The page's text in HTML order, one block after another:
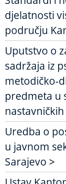
djelatnosti
području
Uputstvo o
sadržaja iz
metodičko-
predmeta u
Uredba o
u javnom
Sarajevo >